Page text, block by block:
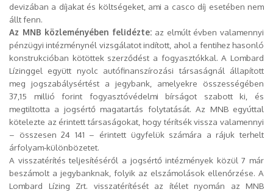
devizában a díjakat és költségeket, ami a casco díj esetében nem
állt fenn.
Az MNB közleményében felidézte: az elmúlt évben valamennyi
pénzügyi intézménynél vizsgálatot indított, ahol a fentihez hasonló
konstrukcióban kötöttek szerződést a fogyasztókkal. A Lombard
Lízinggel együtt nyolc autófinanszírozási társaságnál állapított
meg jogszabálysértést a jegybank, amelyekre összességében
37,15 millió forint fogyasztóvédelmi bírságot szabott ki, és
megtiltotta a jogsértő magatartás folytatását. Az MNB egyúttal
kötelezte az érintett társaságokat, hogy térítsék vissza valamennyi
– összesen 24 141 – érintett ügyfelük számára a rájuk terhelt
árfolyam-különbözetet.
A visszatérítés teljesítéséről a jogsértő intézmények közül 7 már
beszámolt a jegybanknak, folyik az elszámolások ellenőrzése. A
Lombard Lízing Zrt. visszatérítését az ítélet nyomán az MNB